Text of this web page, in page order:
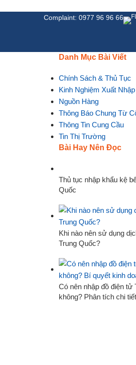
Complaint: 0977 96 96 66
Danh Mục Bài Viết
Chính Sách & Thủ Tục
Kinh Nghiệm Xuất
Nguồn Hàng
Thông Báo Chung Từ
Thông Tin Cung Cầu
Tin Thị Trường
Bài Hay Nên Đọc
Thủ tục nhập khẩu kệ
Quốc
Khi nào nên sử dụng
Trung Quốc?
Có nên nhập đồ điện tử
không? Phân tích chi tiết